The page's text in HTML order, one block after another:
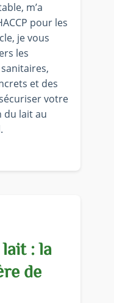
m’a
pour les
je vous
les
et des
votre
du lait au
lait : la
de